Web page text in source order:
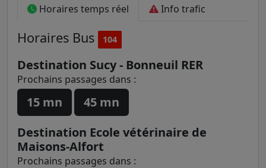
Horaires temps réel Info trafic
Horaires Bus 104
Destination Sucy - Bonneuil RER
Prochains passages dans :
15 mn
45 mn
Destination Ecole vétérinaire de
Maisons-Alfort
Prochains passages dans :